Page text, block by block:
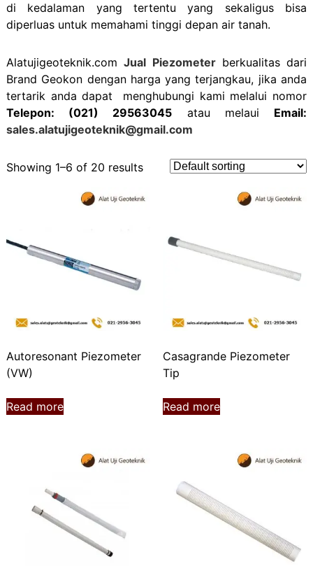
di kedalaman yang tertentu yang sekaligus bisa
diperluas untuk memahami tinggi depan air tanah.
Alatujigeoteknik.comJual Piezometerberkualitas dari
Brand Geokon dengan harga yang terjangkau, jika anda
tertarik anda dapat menghubungi kami melalui nomor
Telepon: (021) 29563045 atau melaui Email:
sales.alatujigeoteknik@gmail.com
Showing 1–6 of 20 results
Autoresonant Piezometer
(VW)
Read more
Casagrande Piezometer
Tip
Read more